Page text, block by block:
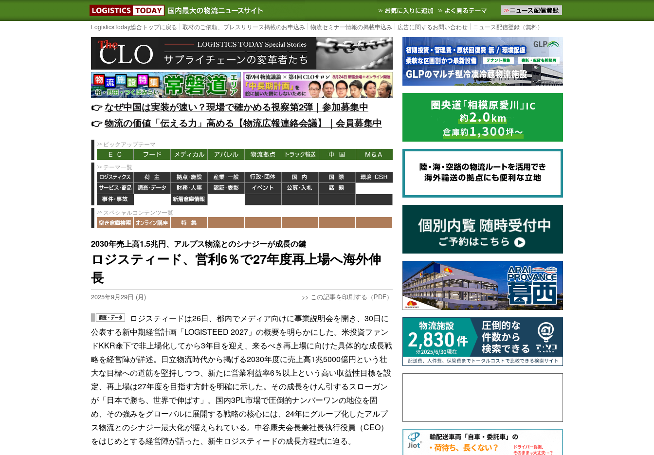
LOGISTICS TODAY｜国内最大の物流ニュースサイト3PL, SCMなど国内外の最新の物流ニュースをお届けします。物流ニュースメール配信を登録す
お気に入りに追加 よく見るテーマ
LogisticsToday総合トップに戻る 取材のご依頼、プレスリリース掲載のお申込み 物流セミナー情報の掲載申込み 広告に関するお問い合わせ ニュース配信登録（無料）
👉️なぜ中国は実装が速い？現場で確かめる視察第2弾｜参加募集中
👉️物流の価値「伝える力」高める【物流広報連絡会議】｜会員募集中
ピックアップテーマ
テーマ一覧
スペシャルコンテンツ一覧
2030年売上高1.5兆円、アルプス物流とのシナジーが成長の鍵
ロジスティード、営利6％で27年度再上場へ海外伸
長
2025年9月29日 (月) >> この記事を印刷する（PDF）
ロジスティードは26日、都内でメディア向けに事業説明会を開き、30日に
公表する新中期経営計画「LOGISTEED 2027」の概要を明らかにした。米投資ファン
ドKKR傘下で非上場化してから3年目を迎え、来るべき再上場に向けた具体的な成長戦
略を経営陣が詳述。日立物流時代から掲げる2030年度に売上高1兆5000億円という壮
大な目標への道筋を堅持しつつ、新たに営業利益率6％以上という高い収益性目標を設
定、再上場は27年度を目指す方針を明確に示した。その成長をけん引するスローガン
が「日本で勝ち、世界で伸ばす」。国内3PL市場で圧倒的ナンバーワンの地位を固
め、その強みをグローバルに展開する戦略の核心には、24年にグループ化したアルプ
ス物流とのシナジー最大化が据えられている。中谷康夫会長兼社長執行役員（CEO）
をはじめとする経営陣が語った、新生ロジスティードの成長方程式に迫る。